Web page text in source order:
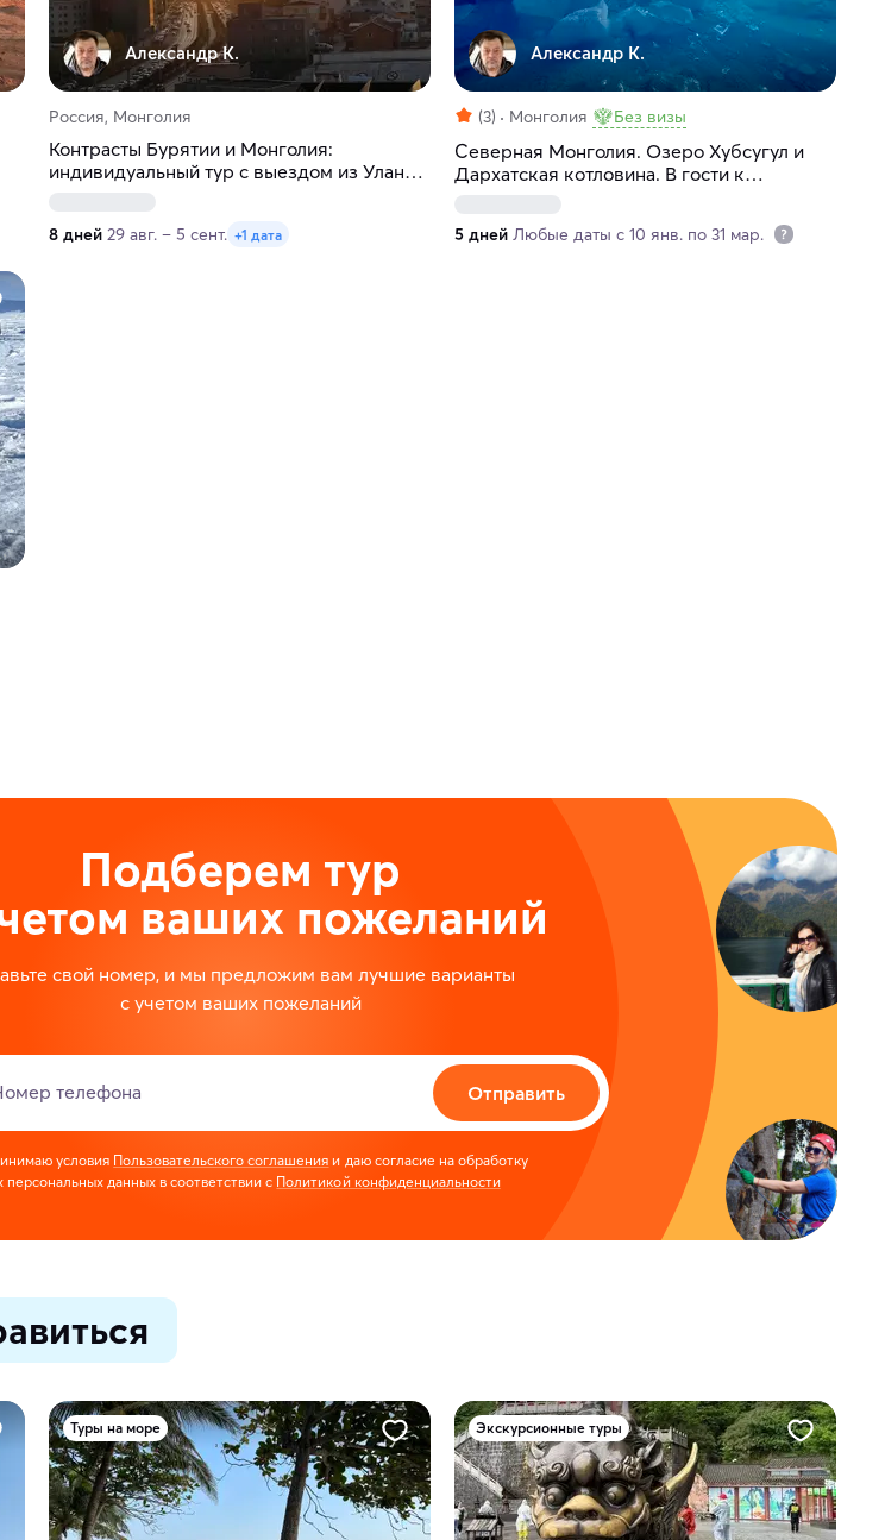
Александр К.
Россия, Монголия
Контрасты Бурятии и Монголия:
индивидуальный тур с выездом из Улан-
8 дней 29 авг. – 5 сент. +1 дата
Александр К.
(3) Монголия Без визы
Северная Монголия. Озеро Хубсугул и
Дархатская котловина. В гости к
5 дней Любые даты с 10 янв. по 31 мар.
Подберем тур
ваших пожеланий
свой номер, и мы предложим вам лучшие варианты
с учетом ваших пожеланий
телефона Отправить
условия Пользовательского соглашения и даю согласие на обработку
персональных данных в соответствии с Политикой конфиденциальности
Туры на море Экскурсионные туры